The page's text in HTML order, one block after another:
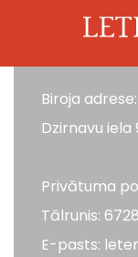
Biroja adrese:
Dzirnavu iela
Privātuma
Tālrunis:
E-pasts: